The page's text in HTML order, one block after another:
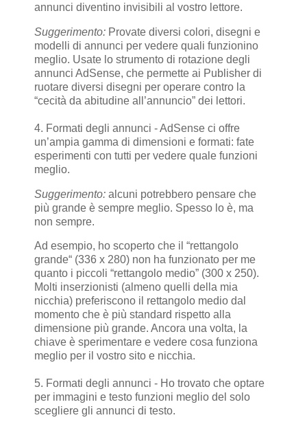
annunci diventino invisibili al vostro lettore.
Suggerimento: Provate diversi colori, disegni e
modelli di annunci per vedere quali funzionino
meglio. Usate lo strumento di rotazione degli
annunci AdSense, che permette ai Publisher di
ruotare diversi disegni per operare contro la
“cecità da abitudine all’annuncio” dei lettori.
4. Formati degli annunci - AdSense ci offre
un’ampia gamma di dimensioni e formati: fate
esperimenti con tutti per vedere quale funzioni
meglio.
Suggerimento: alcuni potrebbero pensare che
più grande è sempre meglio. Spesso lo è, ma
non sempre.
Ad esempio, ho scoperto che il “rettangolo
grande“ (336 x 280) non ha funzionato per me
quanto i piccoli “rettangolo medio” (300 x 250).
Molti inserzionisti (almeno quelli della mia
nicchia) preferiscono il rettangolo medio dal
momento che è più standard rispetto alla
dimensione più grande. Ancora una volta, la
chiave è sperimentare e vedere cosa funziona
meglio per il vostro sito e nicchia.
5. Formati degli annunci - Ho trovato che optare
per immagini e testo funzioni meglio del solo
scegliere gli annunci di testo.